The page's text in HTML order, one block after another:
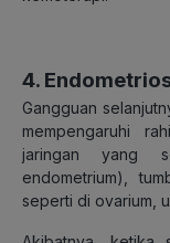
4.
Gangguan
mempengaruhi
jaringan yang
endometrium),
seperti di ovarium,